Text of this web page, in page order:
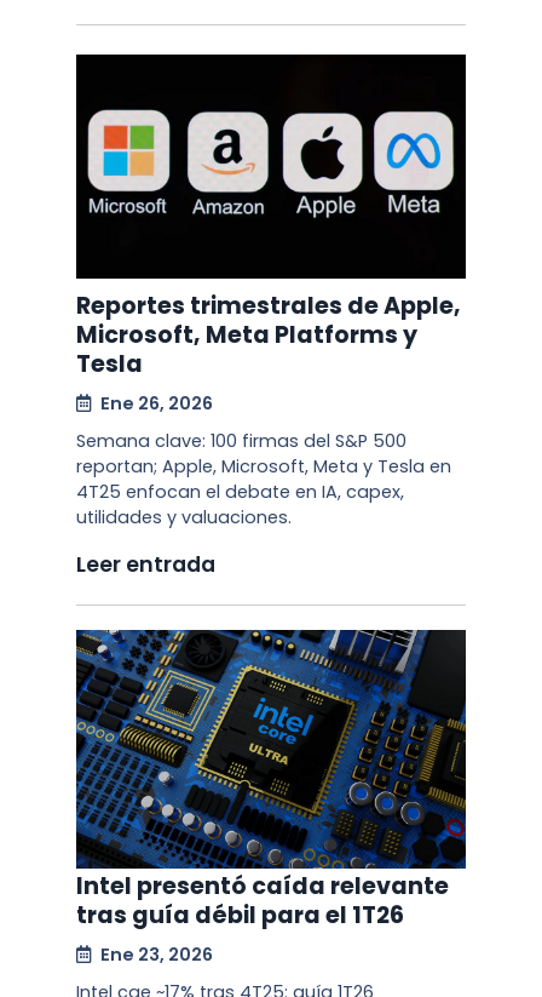
Reportes trimestrales de Apple,
Microsoft, Meta Platforms y
Tesla
Ene 26, 2026
Semana clave: 100 firmas del S&P 500
reportan; Apple, Microsoft, Meta y Tesla en
4T25 enfocan el debate en IA, capex,
utilidades y valuaciones.
Leer entrada
Intel presentó caída relevante
tras guía débil para el 1T26
Ene 23, 2026
Intel cae ~17% tras 4T25: guía 1T26